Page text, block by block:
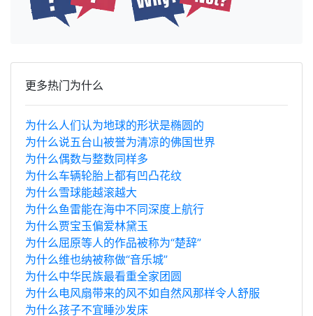
更多热门为什么
为什么人们认为地球的形状是椭圆的
为什么说五台山被誉为清凉的佛国世界
为什么偶数与整数同样多
为什么车辆轮胎上都有凹凸花纹
为什么雪球能越滚越大
为什么鱼雷能在海中不同深度上航行
为什么贾宝玉偏爱林黛玉
为什么屈原等人的作品被称为“楚辞”
为什么维也纳被称做“音乐城”
为什么中华民族最看重全家团圆
为什么电风扇带来的风不如自然风那样令人舒服
为什么孩子不宜睡沙发床